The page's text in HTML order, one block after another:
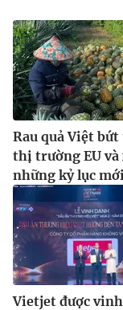
Rau quả Việt bứt
thị trường EU và
những kỷ lục mới
Vietjet được